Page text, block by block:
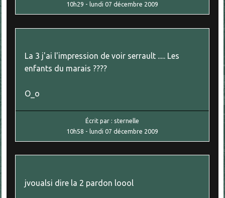
10h29 - lundi 07 décembre 2009
La 3 j'ai l'impression de voir serrault ..... Les
enfants du marais ????
O_o
Écrit par : sternelle
10h58 -lundi 07 décembre 2009
jvoualsi dire la 2 pardon loool